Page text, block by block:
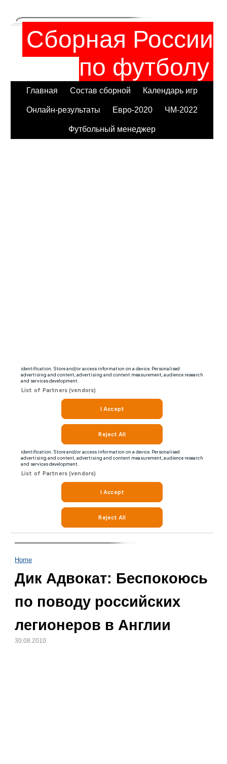
Сборная России
по футболу
Главная Состав сборной Календарь игр
Онлайн-результаты Евро-2020 ЧМ-2022
Футбольный менеджер
Home
Дик Адвокат: Беспокоюсь
по поводу российских
легионеров в Англии
30.08.2010